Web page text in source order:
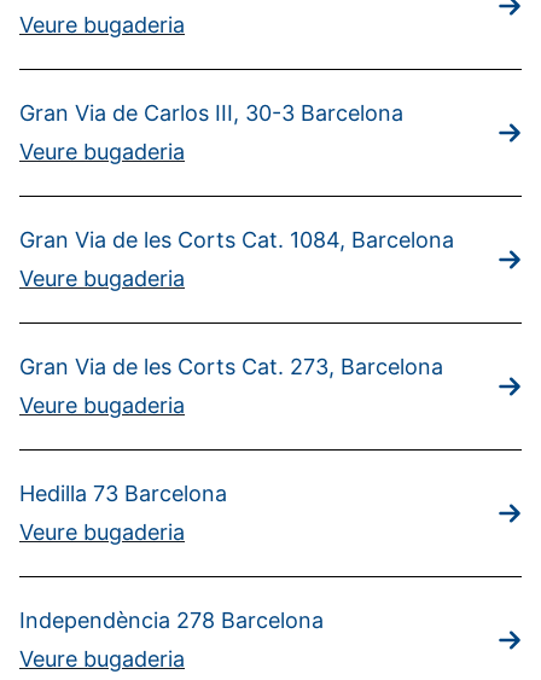
Veure bugaderia
Gran Via de Carlos III, 30-3 Barcelona
Veure bugaderia
Gran Via de les Corts Cat. 1084, Barcelona
Veure bugaderia
Gran Via de les Corts Cat. 273, Barcelona
Veure bugaderia
Hedilla 73 Barcelona
Veure bugaderia
Independència 278 Barcelona
Veure bugaderia